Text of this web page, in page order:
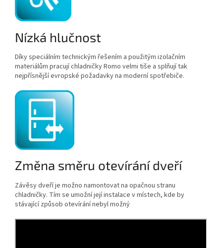
Nízká hlučnost
Díky speciálním technickým řešením a použitým izolačním
materiálům pracují chladničky Romo velmi tiše a splňují tak
nejpřísnější evropské požadavky na moderní spotřebiče.
Změna směru otevírání dveří
Závěsy dveří je možno namontovat na opačnou stranu
chladničky. Tím se umožní její instalace v místech, kde by
stávající způsob otevírání nebyl možný